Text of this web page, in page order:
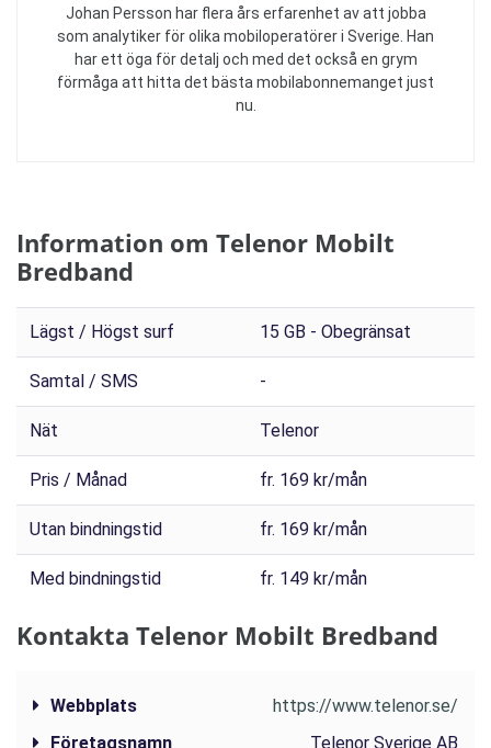
Johan Persson har flera års erfarenhet av att jobba
som analytiker för olika mobiloperatörer i Sverige. Han
har ett öga för detalj och med det också en grym
förmåga att hitta det bästa mobilabonnemanget just
nu.
Information om Telenor Mobilt
Bredband
Lägst / Högst surf 15 GB - Obegränsat
Samtal / SMS -
Nät Telenor
Pris / Månad fr. 169 kr/mån
Utan bindningstid fr. 169 kr/mån
Med bindningstid fr. 149 kr/mån
Kontakta Telenor Mobilt Bredband
Webbplats
https://www.telenor.se/
Företagsnamn
Telenor Sverige AB